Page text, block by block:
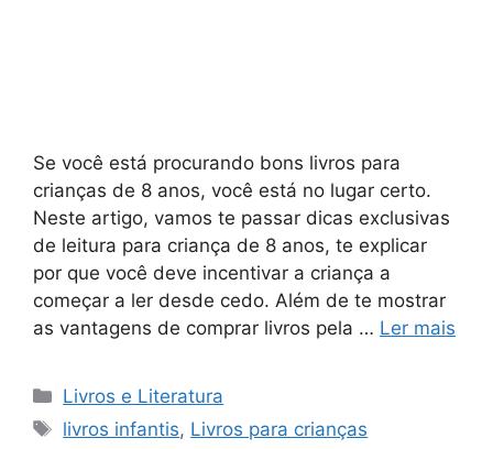
Se você está procurando bons livros para
crianças de 8 anos, você está no lugar certo.
Neste artigo, vamos te passar dicas exclusivas
de leitura para criança de 8 anos, te explicar
por que você deve incentivar a criança a
começar a ler desde cedo. Além de te mostrar
as vantagens de comprar livros pela … Ler mais
Categorias
Livros e Literatura
Tags
livros infantis, Livros para crianças